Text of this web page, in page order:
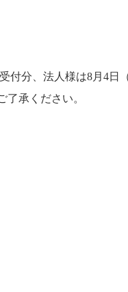
付分、法人様は8月4日
承ください。